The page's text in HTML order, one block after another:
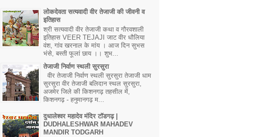
लोकदेवता सत्यवादी वीर तेजाजी की जीवनी व
इतिहास
श्री सत्यवादी वीर तेजाजी कथा व गौरवशाली
इतिहास VEER TEJAJI जाट वीर धौलिया
वंश, गांव खरनाल के मांय । आज दिन सुभस
भंसे, बस्ती फूलां छाय ।। शुभ...
तेजाजी निर्वाण स्थली सुरसुरा
वीर तेजाजी निर्वाण स्थली सुरसुरा तेजाजी धाम
सुरसुरा वीर तेजाजी बलिदान स्थल सुरसुरा,
अजमेर जिले की किशनगढ़ तहसील में,
किशनगढ़ - हनुमानगढ़ म...
दुधालेश्वर महादेव मंदिर टॉडगढ़ |
DUDHALESHWAR MAHADEV
MANDIR TODGARH